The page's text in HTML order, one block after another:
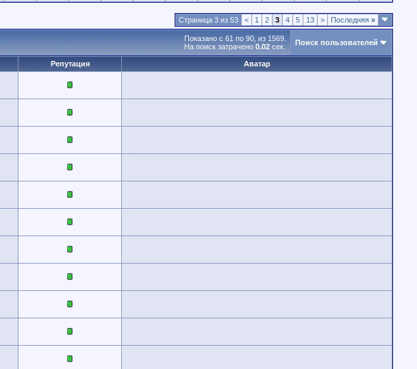
Страница 3 из 53 < 1 2 3 4 5 13 > Последняя »
Показано с 61 по 90, из 1569.
На поиск затрачено 0.02 сек. Поиск пользователей
Репутация Аватар